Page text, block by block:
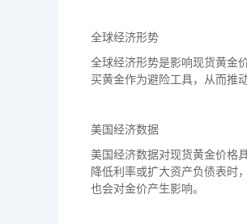
全球经济形势
全球经济形势是影响现货黄金
买黄金作为避险工具，从而推
美国经济数据
美国经济数据对现货黄金价格
降低利率或扩大资产负债表时
也会对金价产生影响。